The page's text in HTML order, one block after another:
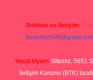
Reklam ve İletişim: E-
Yasal Uyarı: Sitemiz, 5651
İletişim Kurumu (BTK)